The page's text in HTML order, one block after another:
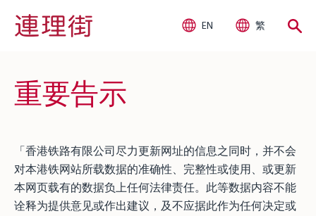
EN 繁
重要告示
「香港铁路有限公司尽力更新网址的信息之同时，并不会
对本港铁网站所载数据的准确性、完整性或使用、或更新
本网页载有的数据负上任何法律责任。此等数据内容不能
诠释为提供意见或作出建议，及不应据此作为任何决定或